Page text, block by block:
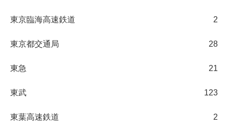
東京臨海高速鉄道 2
東京都交通局 28
東急 21
東武 123
東葉高速鉄道 2